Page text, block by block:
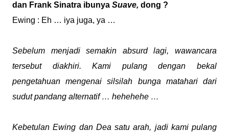
dan Frank Sinatra ibunya Suave, dong ?
Ewing : Eh … iya juga, ya …
Sebelum menjadi semakin absurd lagi, wawancara
tersebut diakhiri. Kami pulang dengan bekal
pengetahuan mengenai silsilah bunga matahari dari
sudut pandang alternatif … hehehehe …
Kebetulan Ewing dan Dea satu arah, jadi kami pulang